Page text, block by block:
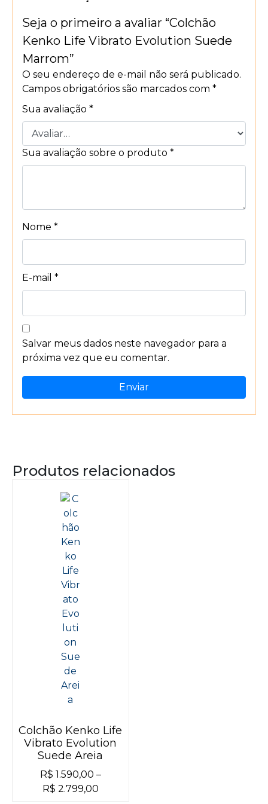
Seja o primeiro a avaliar “Colchão
Kenko Life Vibrato Evolution Suede
Marrom”
O seu endereço de e-mail não será publicado.
Campos obrigatórios são marcados com *
Sua avaliação *
Sua avaliação sobre o produto *
Nome *
E-mail *
Salvar meus dados neste navegador para a
próxima vez que eu comentar.
Produtos relacionados
Colchão Kenko Life
Vibrato Evolution
Suede Areia
R$ 1.590,00 –
R$ 2.799,00